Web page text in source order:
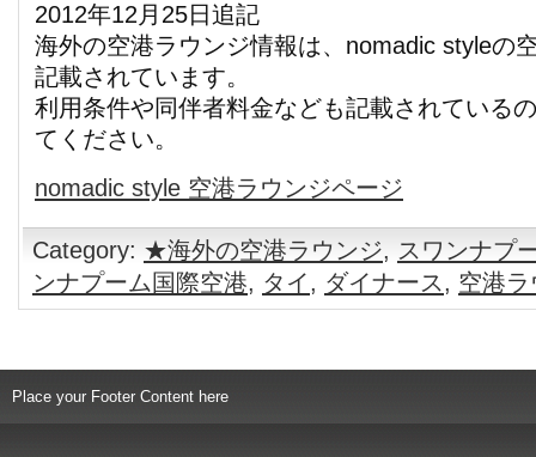
2012年12月25日追記
海外の空港ラウンジ情報は、nomadic styleの
記載されています。
利用条件や同伴者料金なども記載されている
てください。
nomadic style 空港ラウンジページ
Category: ★海外の空港ラウンジ, スワンナプ
ンナプーム国際空港, タイ, ダイナース, 空港
Place your Footer Content here